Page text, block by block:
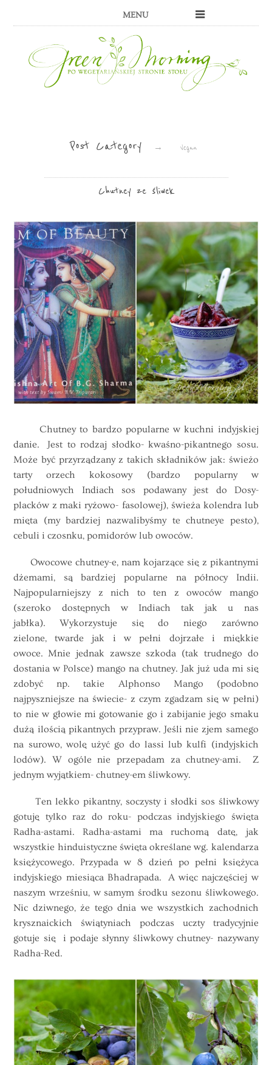
MENU
Post Category → Vegan
Chutney ze śliwek
Chutney to bardzo popularne w kuchni indyjskiej
danie. Jest to rodzaj słodko- kwaśno-pikantnego sosu.
Może być przyrządzany z takich składników jak: świeżo
tarty orzech kokosowy (bardzo popularny w
południowych Indiach sos podawany jest do Dosy-
placków z maki ryżowo- fasolowej), świeża kolendra lub
mięta (my bardziej nazwalibyśmy te chutneye pesto),
cebuli i czosnku, pomidorów lub owoców.
Owocowe chutney-e, nam kojarzące się z pikantnymi
dżemami, są bardziej popularne na północy Indii.
Najpopularniejszy z nich to ten z owoców mango
(szeroko dostępnych w Indiach tak jak u nas
jabłka). Wykorzystuje się do niego zarówno
zielone, twarde jak i w pełni dojrzałe i miękkie
owoce. Mnie jednak zawsze szkoda (tak trudnego do
dostania w Polsce) mango na chutney. Jak już uda mi się
zdobyć np. takie Alphonso Mango (podobno
najpyszniejsze na świecie- z czym zgadzam się w pełni)
to nie w głowie mi gotowanie go i zabijanie jego smaku
dużą ilością pikantnych przypraw. Jeśli nie zjem samego
na surowo, wolę użyć go do lassi lub kulfi (indyjskich
lodów). W ogóle nie przepadam za chutney-ami. Z
jednym wyjątkiem- chutney-em śliwkowy.
Ten lekko pikantny, soczysty i słodki sos śliwkowy
gotuję tylko raz do roku- podczas indyjskiego święta
Radha-astami. Radha-astami ma ruchomą datę, jak
wszystkie hinduistyczne święta określane wg. kalendarza
księżycowego. Przypada w 8 dzień po pełni księżyca
indyjskiego miesiąca Bhadrapada. A więc najczęściej w
naszym wrześniu, w samym środku sezonu śliwkowego.
Nic dziwnego, że tego dnia we wszystkich zachodnich
krysznaickich świątyniach podczas uczty tradycyjnie
gotuje się i podaje słynny śliwkowy chutney- nazywany
Radha-Red.